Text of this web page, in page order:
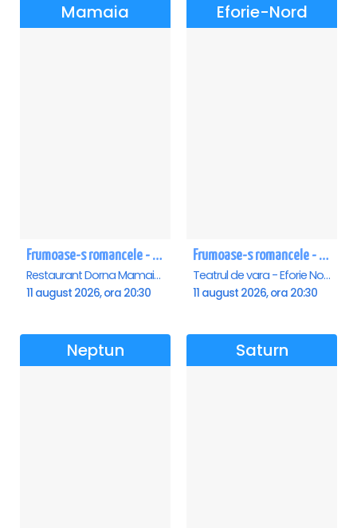
Mamaia
Frumoase-s romancele - Mamaia
Restaurant Dorna Mamaia, Mamaia
11 august 2026, ora 20:30
Eforie-Nord
Frumoase-s romancele - Eforie Nord
Teatrul de vara - Eforie Nord, Eforie-Nord
11 august 2026, ora 20:30
Neptun Saturn